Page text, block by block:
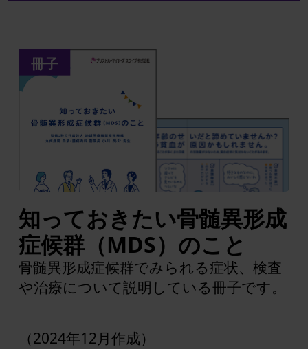
知っておきたい骨髄異形成
症候群（MDS）のこと
骨髄異形成症候群でみられる症状、検査
や治療について説明している冊子です。
（2024年12月作成）